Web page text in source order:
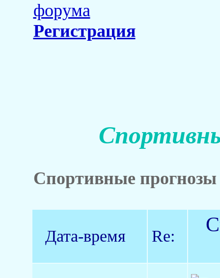
форума
Регистрация
Спортивные прогнозы
Дата-время Re: